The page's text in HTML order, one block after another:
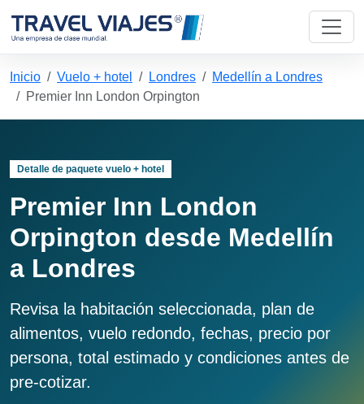
Inicio Vuelo + hotel Londres
Medellín a Londres
Premier Inn London Orpington
Detalle de paquete vuelo + hotel
Premier Inn London
Orpington desde Medellín
a Londres
Revisa la habitación seleccionada, plan de
alimentos, vuelo redondo, fechas, precio por
persona, total estimado y condiciones antes de
pre-cotizar.